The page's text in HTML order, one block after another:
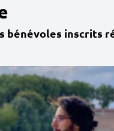
bénévoles inscrits